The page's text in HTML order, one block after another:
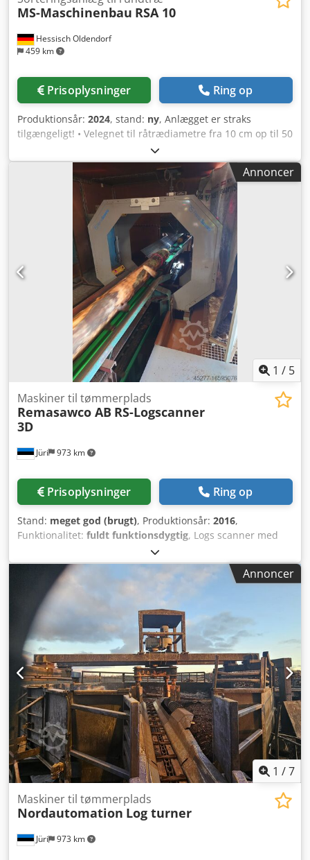
Hessisch Oldendorf
459 km
MS-Maschinenbau RSA 10
Prisoplysninger Ring op
Produktionsår: 2024, stand: ny, Anlægget er straks
tilgængeligt! • Velegnet til råtrædiametre fra 10 cm op til 50
cm • Velegnet til rundtrælængder fra 2 til 6 m • 4-strenget
indføringstransportør, 6 m lang • 4-strenget enkeltemner,
2 m lang • 4-strenget separator, 2 m lang • Transportør
med boltkæde M 112 med skåneruller • Trækonstruktion
med 2-tommers kæde og medbringere •
Specialmedbringere til støjsvag transport • Målesystem
med 1 mm opløsning • Måleramme med ekstra
opvarmning og soltag • Visning af alle driftstilstande på en
17” skærm • Fuldt automatisk processtyring • Forskellige
muligheder for lagring og sorteringskriterier Dcodpfx
Aogvu Alomysk • 5 udskydere til højre/venstre via SEW
gearmotorer med bremse • Rummeligt, varmeisoleret
kontrolkabine • 4 overvågningskameraer med fladskærm •
Styreskab med alle kabler inkluderet • Sorteringskriterier
Annoncer
1 / 5
Jüri 973 km
Maskiner til tømmerplads
Remasawco AB RS-Logscanner
3D
Prisoplysninger Ring op
Stand: meget god (brugt), Produktionsår: 2016,
Funktionalitet: fuldt funktionsdygtig, Logs scanner med
tilhørende elektrisk betjeningsudstyr og operatørstol
Dodpot Irffjfx Amyjck *Er en højtydende scanner. Systemet
kan arbejde ved meget høje linjehastigheder, hvilket gør
det til det ideelle valg i et moderne savværk. • Giver et
præcist billede af stammens ovalitet, konicitet og bøjning.
Skader og knaster registreres og tages i betragtning. • Kan
anvendes på alle målepositioner for rundtømmer. Til
sortering, optimering og vending af stammer i savlinjen. •
Kan måle barktykkelse. RS-Bark-tillägget kan beregne
stammens faktiske form under barken. Funktionen kan
benyttes sammen med mønstersortering af stammer for at
reducere behovet for diameterbaserede klassificeringer. •
Minimalt behov for kalibrering og service. Nem at kalibrere
og kræver ikke ekspertbistand fra leverandøren ved
udskiftning.
Annoncer
1 /7
Jüri 973 km
Maskiner til tømmerplads
Nordautomation Log turner